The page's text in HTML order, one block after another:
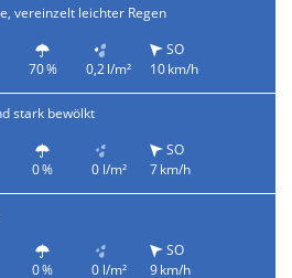
vereinzelt leichter Regen
70 % 0,2 l/m²
SO
10 km/h
stark bewölkt
0 % 0 l/m²
SO
7 km/h
0 % 0 l/m²
SO
9 km/h